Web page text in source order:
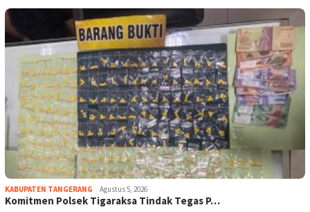
KABUPATEN TANGERANG Agustus 5, 2026
Komitmen Polsek Tigaraksa Tindak Tegas P…